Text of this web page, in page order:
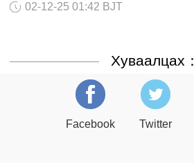
02-12-25 01:42 BJT
Хуваалцах：
Facebook Twitter